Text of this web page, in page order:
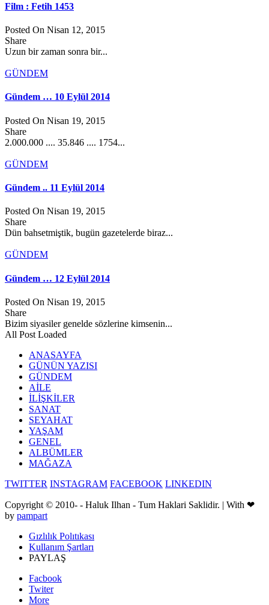
Film : Fetih 1453
Posted On Nisan 12, 2015
Share
Uzun bir zaman sonra bir...
GÜNDEM
Gündem … 10 Eylül 2014
Posted On Nisan 19, 2015
Share
2.000.000 .... 35.846 .... 1754...
GÜNDEM
Gündem .. 11 Eylül 2014
Posted On Nisan 19, 2015
Share
Dün bahsetmiştik, bugün gazetelerde biraz...
GÜNDEM
Gündem … 12 Eylül 2014
Posted On Nisan 19, 2015
Share
Bizim siyasiler genelde sözlerine kimsenin...
All Post Loaded
ANASAYFA
GÜNÜN YAZISI
GÜNDEM
AİLE
İLİŞKİLER
SANAT
SEYAHAT
YAŞAM
GENEL
ALBÜMLER
MAĞAZA
TWITTER INSTAGRAM FACEBOOK LINKEDIN
Copyright © 2010- - Haluk Ilhan - Tum Haklari Saklidir. | With ❤
by pampart
Gızlılık Polıtıkası
Kullanım Şartları
PAYLAŞ
Facbook
Twiter
More